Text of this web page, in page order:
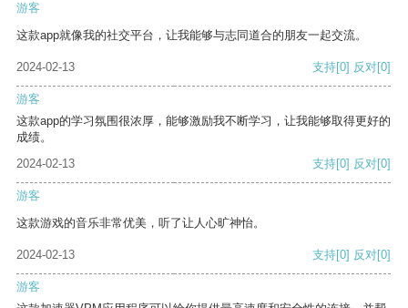
游客
这款app就像我的社交平台，让我能够与志同道合的朋友一起交流。
2024-02-13 支持[0] 反对[0]
游客
这款app的学习氛围很浓厚，能够激励我不断学习，让我能够取得更好的
成绩。
2024-02-13
支持[0] 反对[0]
游客
这款游戏的音乐非常优美，听了让人心旷神怡。
2024-02-13 支持[0] 反对[0]
游客